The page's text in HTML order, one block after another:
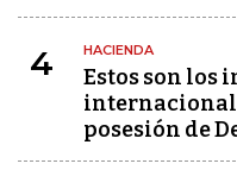
4 HACIENDA
Estos son los
posesión de